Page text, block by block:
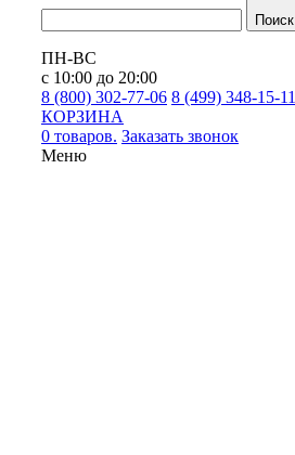
Поиск
ПН-ВС
с 10:00 до 20:00
8 (800) 302-77-06 8 (499) 348-15-11
КОРЗИНА
0 товаров. Заказать звонок
Меню